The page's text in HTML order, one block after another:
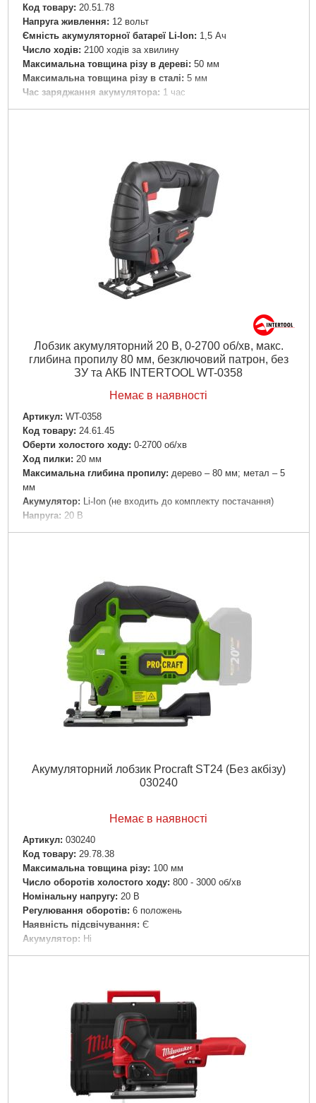
Код товару: 20.51.78
Напруга живлення: 12 вольт
Ємність акумуляторної батареї Li-Ion: 1,5 Ач
Число ходів: 2100 ходів за хвилину
Максимальна товщина різу в дереві: 50 мм
Максимальна товщина різу в сталі: 5 мм
Час заряджання акумулятора: 1 час
Габарити упаковки: 220x190x60 мм
Лобзик акумуляторний 20 В, 0-2700 об/хв, макс.
глибина пропилу 80 мм, безключовий патрон, без
ЗУ та АКБ INTERTOOL WT-0358
Немає в наявності
Артикул: WT-0358
Код товару: 24.61.45
Оберти холостого ходу: 0-2700 об/хв
Ход пилки: 20 мм
Максимальна глибина пропилу: дерево – 80 мм; метал – 5
мм
Акумулятор: Li-Ion (не входить до комплекту постачання)
Напруга: 20 В
Гарантія: 3 роки
Докладніше...
Акумуляторний лобзик Procraft ST24 (Без акбізу)
030240
Немає в наявності
Артикул: 030240
Код товару: 29.78.38
Максимальна товщина різу: 100 мм
Число оборотів холостого ходу: 800 - 3000 об/хв
Номінальну напругу: 20 В
Регулювання оборотів: 6 положень
Наявність підсвічування: Є
Акумулятор: Ні
Рівень звукового тиску: LpA = 81,93 дБ(А), К = ±3 дБ(А)
Рівень вібрації м/с2: 5,985; K = ±1,5
20 мм
Максимальна ріжуча здатність деревини:
Максимальна ріжуча здатність сталі: 6 мм
Щітковий
Маятниковий хід:
3+1
Режим видування тирси з робочої зони:
Тип підошви: Лита